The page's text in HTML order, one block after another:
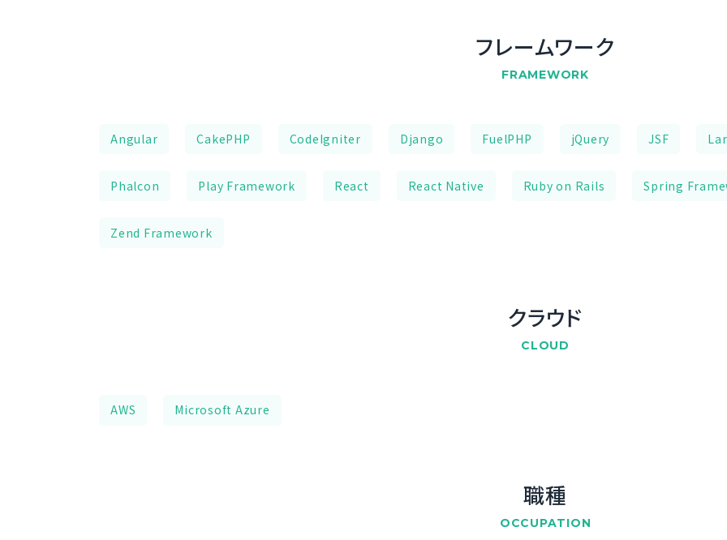
フレームワーク
FRAMEWORK
Angular CakePHP CodeIgniter Django FuelPHP jQuery JSF
Phalcon Play Framework React React Native Ruby on Rails Spring
Zend Framework
クラウド
CLOUD
AWS Microsoft Azure
職種
OCCUPATION